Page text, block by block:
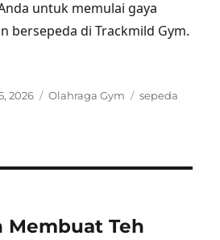
untuk memulai gaya
bersepeda di Trackmild Gym.
2026 Categories
Olahraga Gym Tags
sepeda
Membuat Teh